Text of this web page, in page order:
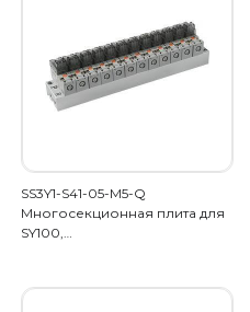
SS3Y1-S41-05-M5-Q
Многосекционная плита для
SY100,…